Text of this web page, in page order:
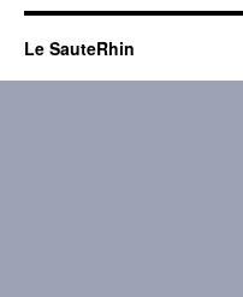
Le SauteRhin